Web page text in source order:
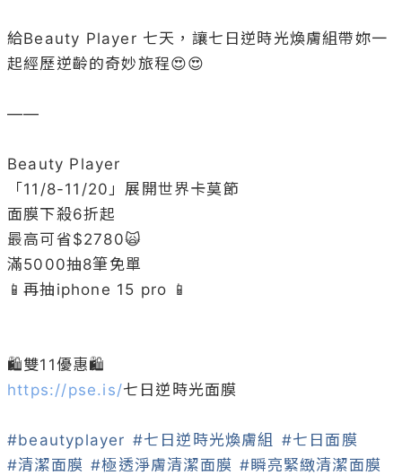
給Beauty Player 七天，讓七日逆時光煥膚組帶妳一
起經歷逆齡的奇妙旅程😍😍
——
Beauty Player
「11/8-11/20」展開世界卡莫節
面膜下殺6折起
最高可省$2780🙀
滿5000抽8筆免單
📱再抽iphone 15 pro 📱
https://pse.is/七日逆時光面膜
#beautyplayer #七日逆時光煥膚組
#七日面膜
#清潔面膜 #極透淨膚清潔面膜 #瞬亮緊緻清潔面膜